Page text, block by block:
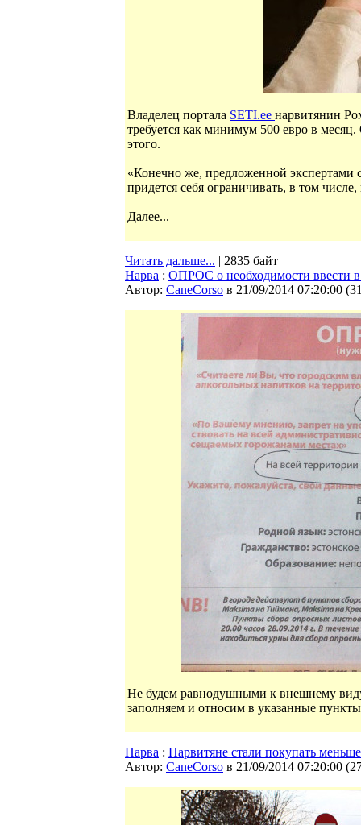
Владелец портала SETI.ee нарвитянин
требуется как минимум 500 евро в
этого.
«Конечно же, предложенной экспертами
придется себя ограничивать, в том
Далее...
Читать дальше... | 2835 байт
Нарва : ОПРОС о необходимости ввести в
Автор: CaneCorso в 21/09/2014 07:20:00 (
Не будем равнодушными к внешнему
заполняем и относим в указанные
Нарва : Нарвитяне стали покупать
Автор: CaneCorso в 21/09/2014 07:20:00 (